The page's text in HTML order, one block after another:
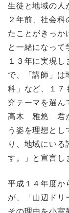
生徒と地域の人
２年前、社会
たことがきっか
と一緒になって
１３年に実現
で、「講師」は
科」など、１７
究テーマを選ん
高木 雅悠 君が
う姿を理想とし
り、地域にいる
す。」と宣言し
平成１４年度か
が、「山辺ドリ